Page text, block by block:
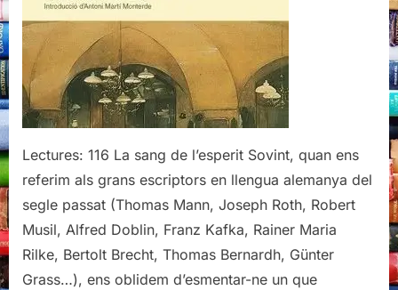
Lectures: 116 La sang de l’esperit Sovint, quan ens
referim als grans escriptors en llengua alemanya del
segle passat (Thomas Mann, Joseph Roth, Robert
Musil, Alfred Doblin, Franz Kafka, Rainer Maria
Rilke, Bertolt Brecht, Thomas Bernardh, Günter
Grass…), ens oblidem d’esmentar-ne un que